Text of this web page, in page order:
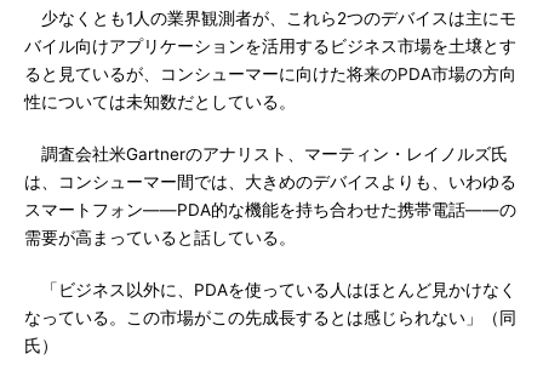
少なくとも1人の業界観測者が、これら2つのデバイスは主にモ
バイル向けアプリケーションを活用するビジネス市場を土壌とす
ると見ているが、コンシューマーに向けた将来のPDA市場の方向
性については未知数だとしている。
調査会社米Gartnerのアナリスト、マーティン・レイノルズ氏
は、コンシューマー間では、大きめのデバイスよりも、いわゆる
スマートフォン――PDA的な機能を持ち合わせた携帯電話――の
需要が高まっていると話している。
「ビジネス以外に、PDAを使っている人はほとんど見かけなく
なっている。この市場がこの先成長するとは感じられない」（同
氏）